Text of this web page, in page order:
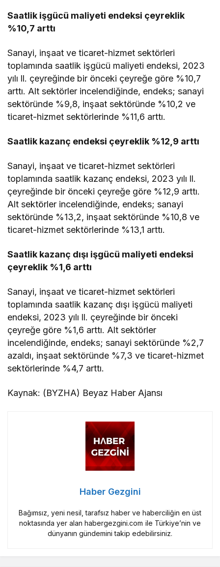
Saatlik işgücü maliyeti endeksi çeyreklik
%10,7 arttı
Sanayi, inşaat ve ticaret-hizmet sektörleri
toplamında saatlik işgücü maliyeti endeksi, 2023
yılı ll. çeyreğinde bir önceki çeyreğe göre %10,7
arttı. Alt sektörler incelendiğinde, endeks; sanayi
sektöründe %9,8, inşaat sektöründe %10,2 ve
ticaret-hizmet sektörlerinde %11,6 arttı.
Saatlik kazanç endeksi çeyreklik %12,9 arttı
Sanayi, inşaat ve ticaret-hizmet sektörleri
toplamında saatlik kazanç endeksi, 2023 yılı ll.
çeyreğinde bir önceki çeyreğe göre %12,9 arttı.
Alt sektörler incelendiğinde, endeks; sanayi
sektöründe %13,2, inşaat sektöründe %10,8 ve
ticaret-hizmet sektörlerinde %13,1 arttı.
Saatlik kazanç dışı işgücü maliyeti endeksi
çeyreklik %1,6 arttı
Sanayi, inşaat ve ticaret-hizmet sektörleri
toplamında saatlik kazanç dışı işgücü maliyeti
endeksi, 2023 yılı ll. çeyreğinde bir önceki
çeyreğe göre %1,6 arttı. Alt sektörler
incelendiğinde, endeks; sanayi sektöründe %2,7
azaldı, inşaat sektöründe %7,3 ve ticaret-hizmet
sektörlerinde %4,7 arttı.
Kaynak: (BYZHA) Beyaz Haber Ajansı
Haber Gezgini
Bağımsız, yeni nesil, tarafsız haber ve haberciliğin en üst
noktasında yer alan habergezgini.com ile Türkiye’nin ve
dünyanın gündemini takip edebilirsiniz.